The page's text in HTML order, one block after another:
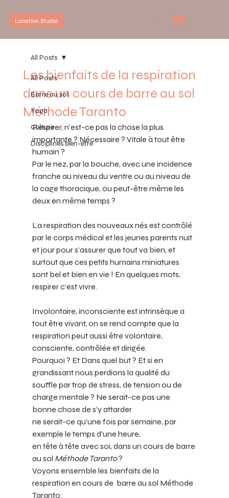
.
Location Studio
All Posts
Barre au sol
Yoga
Culture
Disciplines bien-être
All Posts
Les bienfaits de la respiration
dans un cours de barre au sol
Méthode Taranto
Respirer, n’est-ce pas la chose la plus
importante ? Nécessaire ? Vitale à tout être
humain ?
Par le nez, par la bouche, avec une incidence
franche au niveau du ventre ou au niveau de
la cage thoracique, ou peut-être même les
deux en même temps ?
La respiration des nouveaux nés est contrôlé
par le corps médical et les jeunes parents nuit
et jour pour s’assurer que tout va bien, et
surtout que ces petits humains miniatures
sont bel et bien en vie ! En quelques mots,
respirer c’est vivre.
Involontaire, inconsciente est intrinsèque a
tout être vivant, on se rend compte que la
respiration peut aussi être volontaire,
consciente, contrôlée et dirigée.
Pourquoi ? Et Dans quel but ? Et si en
grandissant nous perdions la qualité du
souffle par trop de stress, de tension ou de
charge mentale ? Ne serait-ce pas une
bonne chose de s’y attarder
ne serait-ce qu’une fois par semaine, par
exemple le temps d’une heure,
en tête à tête avec soi, dans un cours de barre
au sol Méthode Taranto ?
Voyons ensemble les bienfaits de la
respiration en cours de  barre au sol Méthode
Taranto.